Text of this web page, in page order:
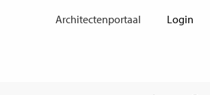
Architectenportaal